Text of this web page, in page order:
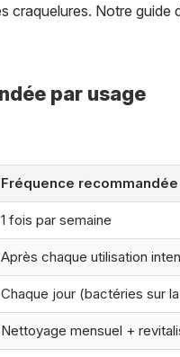
craquelures. Notre guide
par usage
Fréquence recommandée
1 fois par semaine
Après chaque utilisation
Chaque jour (bactéries sur
Nettoyage mensuel +